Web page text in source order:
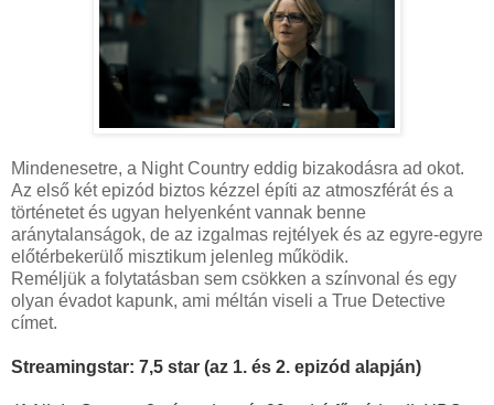
Mindenesetre, a Night Country eddig bizakodásra ad okot.
Az első két epizód biztos kézzel építi az atmoszférát és a
történetet és ugyan helyenként vannak benne
aránytalanságok, de az izgalmas rejtélyek és az egyre-egyre
előtérbekerülő misztikum jelenleg működik.
Reméljük a folytatásban sem csökken a színvonal és egy
olyan évadot kapunk, ami méltán viseli a True Detective
címet.
Streamingstar: 7,5 star (az 1. és 2. epizód alapján)